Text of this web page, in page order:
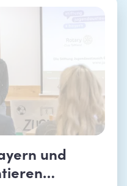
und